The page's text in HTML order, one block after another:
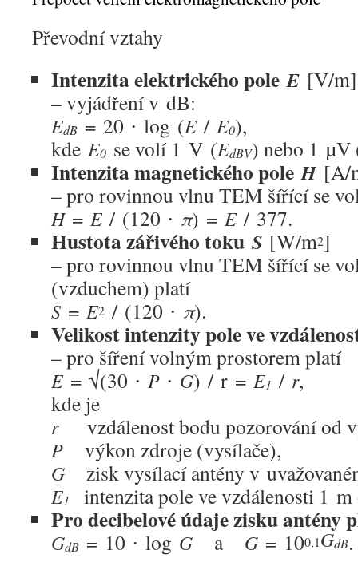
Převodní vztahy
Intenzita elektrického poleE [V/m]
– vyjádření v dB:
EdB = 20 ∙ log (E / E0),
kde E0 se volí 1 V (EdBV) nebo 1 µV
Intenzita magnetického poleH [A/
– pro rovinnou vlnu TEM šířící se
H= E / (120 ∙ π) = E / 377.
Hustota zářivého toku S [W/m2]
– pro rovinnou vlnu TEM šířící se
(vzduchem) platí
S = E2 / (120 ∙ π).
Velikost intenzity pole ve
– pro šíření volným prostorem platí
E = √(30 ∙ P ∙ G) / r = E1 / r,
kde je
rvzdálenost bodu pozorování od
P výkon zdroje (vysílače),
G zisk vysílací antény v
E1 intenzita pole ve vzdálenosti 1
Pro decibelové údaje zisku antény
GdB = 10 ∙ log G a G = 100,1GdB.